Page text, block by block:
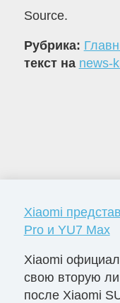
Source.
Рубрика:
текст на news-
Xiaomi
Pro и YU7 Max
Xiaomi
свою вторую
после Xiaomi